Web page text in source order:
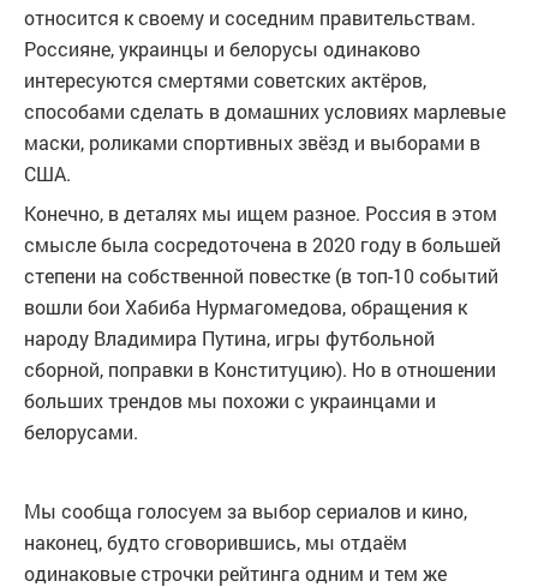
относится к своему и соседним правительствам.
Россияне, украинцы и белорусы одинаково
интересуются смертями советских актёров,
способами сделать в домашних условиях марлевые
маски, роликами спортивных звёзд и выборами в
США.
Конечно, в деталях мы ищем разное. Россия в этом
смысле была сосредоточена в 2020 году в большей
степени на собственной повестке (в топ-10 событий
вошли бои Хабиба Нурмагомедова, обращения к
народу Владимира Путина, игры футбольной
сборной, поправки в Конституцию). Но в отношении
больших трендов мы похожи с украинцами и
белорусами.
Мы сообща голосуем за выбор сериалов и кино,
наконец, будто сговорившись, мы отдаём
одинаковые строчки рейтинга одним и тем же